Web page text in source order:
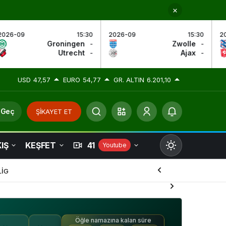
-
-
15:30
Zwolle
Ajax
Heerenveen
Twente
USD 47,57 EURO 54,77 GR. ALTIN 6.201,10
ŞİKAYET ET
KEŞFET 41 Youtube
Mod
değiştir
Öğle namazına kalan süre